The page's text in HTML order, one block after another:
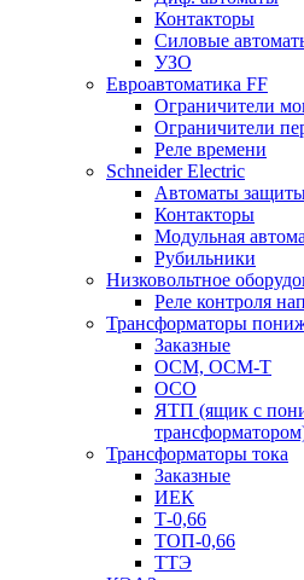
Контакторы
Силовые
УЗО
Евроавтоматика FF
Ограничители
Ограничители
Реле времени
Schneider Electric
Автоматы
Контакторы
Модульная
Рубильники
Низковольтное
Реле контроля
Трансформаторы
Заказные
ОСМ, ОСМ-Т
ОСО
ЯТП (ящик с
Трансформаторы тока
Заказные
ИЕК
Т-0,66
ТОП-0,66
ТТЭ